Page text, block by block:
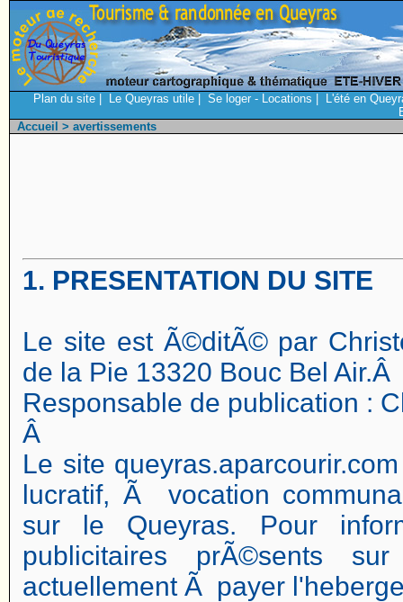
Plan du site Le Queyras utile Se loger - Locations
L'été en
Accueil > avertissements
1. PRESENTATION DU SITE
Le site est Ã©ditÃ© par
de la Pie 13320 Bouc Bel Air.Â
Responsable de publication :
Â
Le site
lucratif, Ã vocation
sur le Queyras. Pour
publicitaires prÃ©sents
actuellement Ã payer